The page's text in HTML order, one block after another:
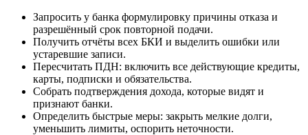
Запросить у банка формулировку причины отказа и
разрешённый срок повторной подачи.
Получить отчёты всех БКИ и выделить ошибки или
устаревшие записи.
Пересчитать ПДН: включить все действующие кредиты,
карты, подписки и обязательства.
Собрать подтверждения дохода, которые видят и
признают банки.
Определить быстрые меры: закрыть мелкие долги,
уменьшить лимиты, оспорить неточности.